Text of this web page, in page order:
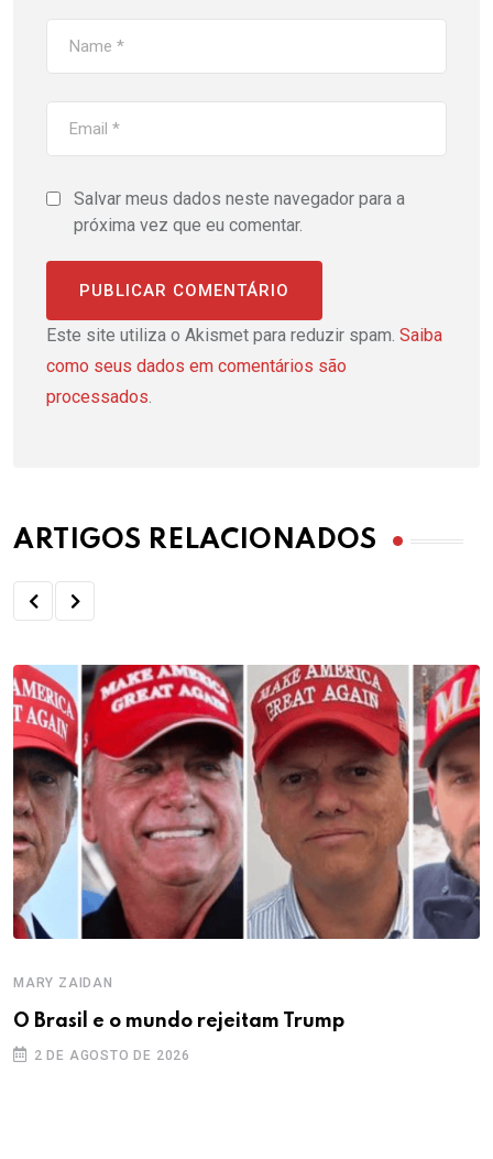
Salvar meus dados neste navegador para a
próxima vez que eu comentar.
Este site utiliza o Akismet para reduzir spam. Saiba
como seus dados em comentários são
processados.
ARTIGOS RELACIONADOS
MARY ZAIDAN
O Brasil e o mundo rejeitam Trump
2 DE AGOSTO DE 2026